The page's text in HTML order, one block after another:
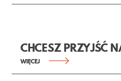
CHCESZ PRZYJŚĆ
WIĘCEJ